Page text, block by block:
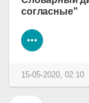
согласные"
15-05-2020, 02:10